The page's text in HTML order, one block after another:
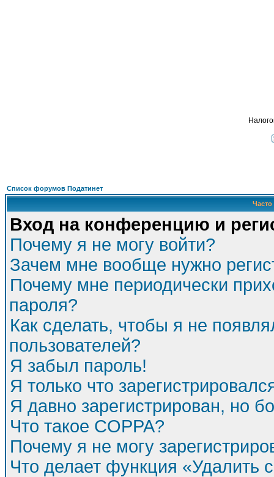
Список форумов Податинет
Вход на конференцию и
Почему я не могу войти?
Зачем мне вообще нужно
Почему мне периодически
пароля?
Как сделать, чтобы я не
пользователей?
Я забыл пароль!
Я только что
Я давно зарегистрирован, но
Что такое COPPA?
Почему я не могу
Что делает функция «Удалить